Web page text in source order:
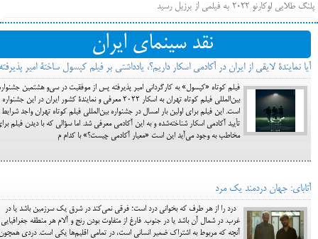
پلنگ طلایی لوکارنو ۲۰۲۲ به فیلمی از برزیل رسید
فهرست فیلم‌های بخش مسابقه جشنواره فیلم ونیز ۲۰۲۲ مشخص شد، سهم پررنگ ایرانی‌ها
بیرون راندن فیلم‌های منتسب به حامیان کرملین از جشنواره کن، راه برای مستقل‌ها باز است
نقد سینمای ایران
آیا نمایندۀ لایقی از ایران در آکادمی اسکار داریم؟، یادداشتی بر فیلم کپسول ساختۀ امیر
فیلم کوتاه «کپسول» به کارگردانی امیر پذیرفته پس از موفقیت در سی‌و هشتمین
بین‌المللی فیلم کوتاه تهران به اسکار ۲۰۲۲ معرفی و نمایندۀ کشور ایران در این جشنواره
است. این فیلم برای اولین بار امسال در جشنواره بین‌المللی فیلم کوتاه تهران واجد
تأیید آکادمی اسکار شناخته‌شده و به این آکادمی معرفی شد. اما سؤالی که با دیدن فیلم
مخاطب به وجود می‌آید این است «معیار آکادمی چیست؟» با کدام م
آتابای: جهان دردمند یک مرد
درد را از هر طرف که بخوانی درد است؛ فرقی نمی‌کند در شرق یک سرزمین باشد یا در
غرب. در شمال آن باشد یا در جنوب. فارغ از متفاوت بودن رنج و آلام هر منطقه جغرافیایی
آنچه که مربوط به اشتراک ضمیر انسانی است، در تمامی اقلیم‌ها یکی است. دردی